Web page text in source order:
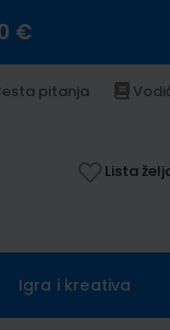
€
pitanja
Lista
Igra i kreativa